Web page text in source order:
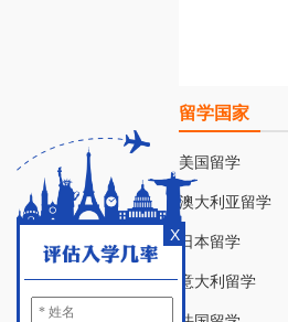
X
留学国家
美国留学
澳大利亚留学
日本留学
意大利留学